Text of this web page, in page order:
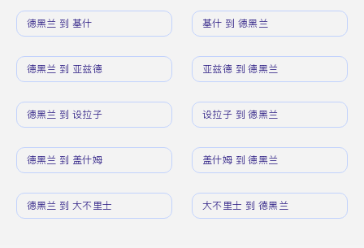
德黑兰 到 基什 基什 到 德黑兰
德黑兰 到 亚兹德 亚兹德 到 德黑兰
德黑兰 到 设拉子 设拉子 到 德黑兰
德黑兰 到 盖什姆 盖什姆 到 德黑兰
德黑兰 到 大不里士 大不里士 到 德黑兰